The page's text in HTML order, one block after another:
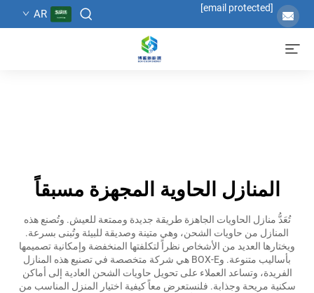
[email protected]
AR
المنازل الحاوية المجهزة مسبقاً
تُعَدُّ منازل الحاويات الجاهزة طريقة جديدة وممتعة للعيش. وتُصنع هذه
المنازل من حاويات الشحن، وهي متينة وصديقة للبيئة وتُبنى بسرعة.
ويختارها العديد من الأشخاص نظراً لتكلفتها المنخفضة وإمكانية تصميمها
بأساليب متنوعة. وBOX-E هي شركة متخصصة في تصنيع هذه المنازل
الفريدة، وتساعد العملاء على تحويل حاويات الشحن العادية إلى أماكن
سكنية مريحة وجذابة. فلنستعرض معاً كيفية اختيار المنزل المناسب من